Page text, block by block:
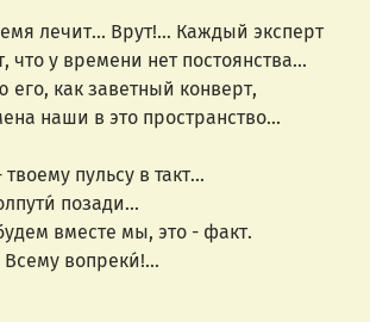
лечит... Врут!... Каждый эксперт
что у времени нет постоянства...
его, как заветный конверт,
наши в это пространство...
твоему пульсу в такт...
позади...
вместе мы, это - факт.
Всему вопреки́!...